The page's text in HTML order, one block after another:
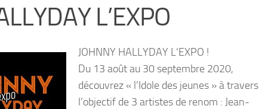
L’EXPO
JOHNNY HALLYDAY L’EXPO !
Du 13 août au 30 septembre 2020,
découvrez « l’Idole des jeunes » à travers
l’objectif de 3 artistes de renom : Jean-